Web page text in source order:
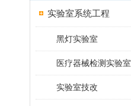
实验室系统工程
黑灯实验室
医疗器械检测实验室
实验室技改